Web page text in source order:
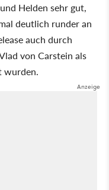
Helden sehr gut,
deutlich runder an
auch durch
von Carstein als
wurden.